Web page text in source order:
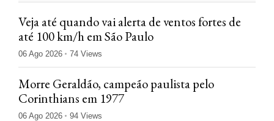
Veja até quando vai alerta de ventos fortes de
até 100 km/h em São Paulo
06 Ago 2026 74 Views
Morre Geraldão, campeão paulista pelo
Corinthians em 1977
06 Ago 2026 94 Views